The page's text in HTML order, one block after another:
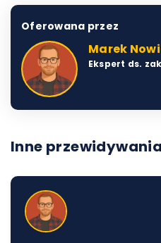
Oferowana przez
Marek
Ekspert ds.
Inne przewidywania